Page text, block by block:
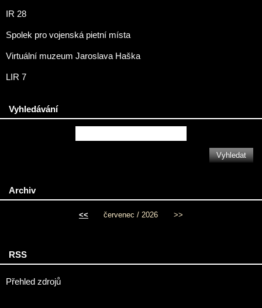
IR 28
Spolek pro vojenská pietní místa
Virtuální muzeum Jaroslava Haška
LIR 7
Vyhledávání
Archiv
<< červenec / 2026 >>
RSS
Přehled zdrojů